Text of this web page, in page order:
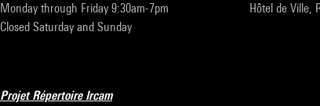
Monday through Friday 9:30am-7pm
Closed Saturday and Sunday
Hôtel de Ville,
Projet Répertoire Ircam